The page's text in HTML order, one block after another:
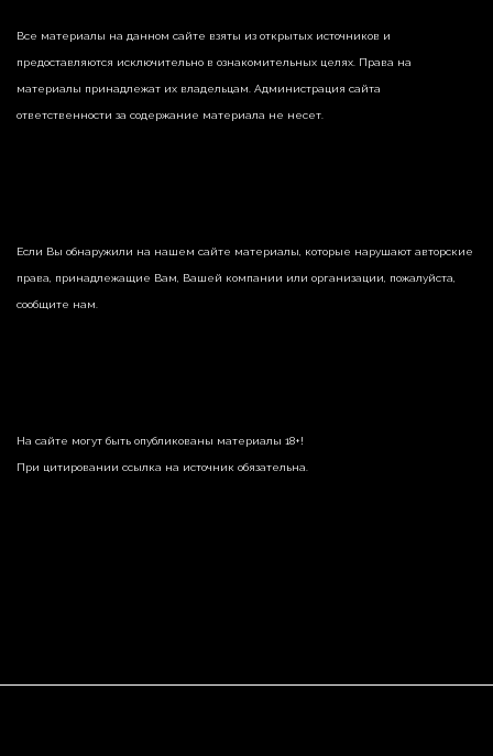
Все материалы на данном сайте взяты из открытых источников и
предоставляются исключительно в ознакомительных целях. Права на
материалы принадлежат их владельцам. Администрация сайта
ответственности за содержание материала не несет.
Если Вы обнаружили на нашем сайте материалы, которые нарушают авторские
права, принадлежащие Вам, Вашей компании или организации, пожалуйста,
сообщите нам.
На сайте могут быть опубликованы материалы 18+!
При цитировании ссылка на источник обязательна.